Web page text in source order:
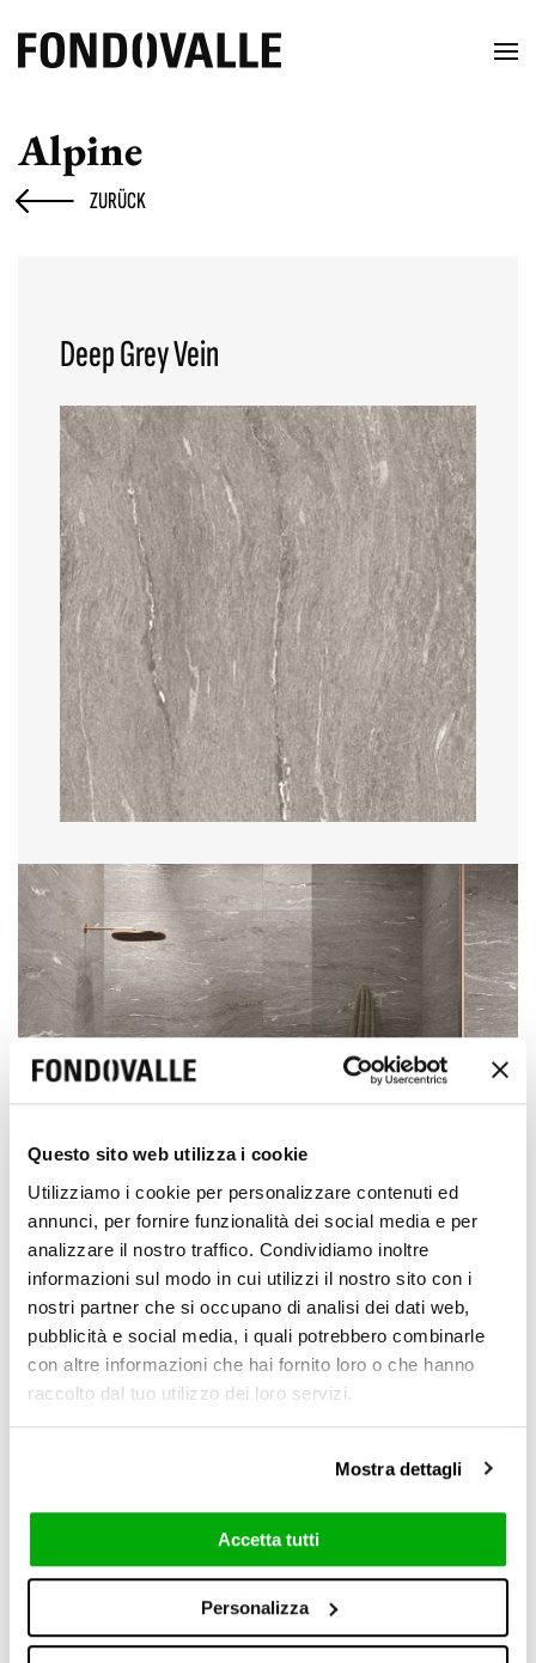
Questo sito web utilizza i cookie
Utilizziamo i cookie per personalizzare contenuti ed
annunci, per fornire funzionalità dei social media e per
analizzare il nostro traffico. Condividiamo inoltre
informazioni sul modo in cui utilizzi il nostro sito con i
nostri partner che si occupano di analisi dei dati web,
pubblicità e social media, i quali potrebbero combinarle
con altre informazioni che hai fornito loro o che hanno
raccolto dal tuo utilizzo dei loro servizi.
Mostra dettagli
Accetta tutti
Personalizza
ZURÜCK
Alpine
Deep Grey Vein
3D Texture Real Matt (R10)
6 mm / 0.24"
Vein
60x120 cm
23.62" x 47.24"
Vein